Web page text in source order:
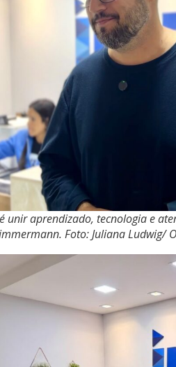
unir aprendizado, tecnologia e
Foto: Juliana Ludwig/